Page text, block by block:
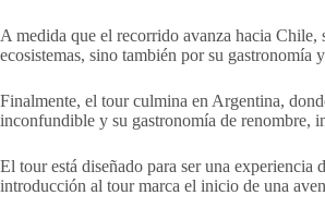
A medida que el recorrido avanza hacia Chile,
ecosistemas, sino también por su
Finalmente, el tour culmina en Argentina,
inconfundible y su gastronomía de renombre,
El tour está diseñado para ser una
introducción al tour marca el inicio de una